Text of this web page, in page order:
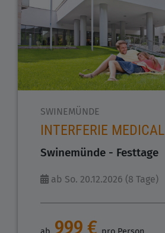
SWINEMÜNDE
INTERFERIE MEDICAL
Swinemünde - Festtage
ab So. 20.12.2026 (8 Tage)
999 €